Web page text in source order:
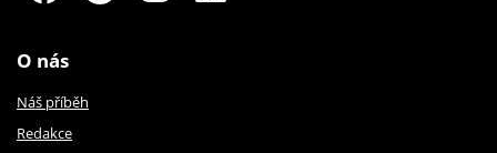
O nás
Náš příběh
Redakce